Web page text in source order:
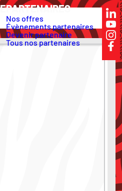
PARTENAIRES
Nos offres
Évènements partenaires
Devenir partenaire
Tous nos partenaires